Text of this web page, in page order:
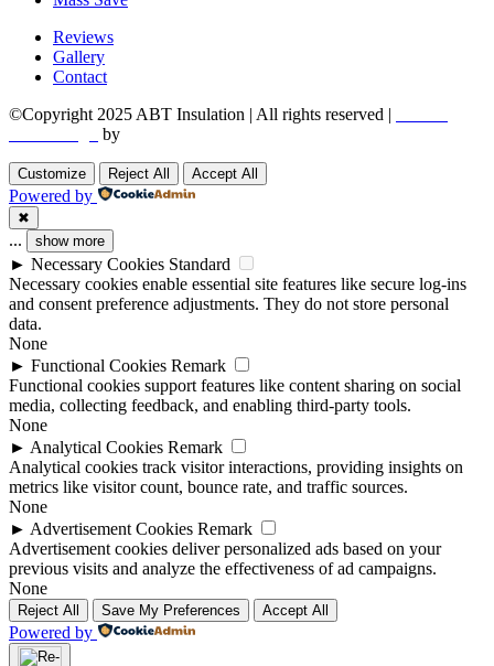
Reviews
Gallery
Contact
©Copyright 2025 ABT Insulation | All rights reserved |
by
Customize Reject All Accept All
Powered by
✖
... show more
► Necessary Cookies Standard
Necessary cookies enable essential site features like secure log-ins
and consent preference adjustments. They do not store personal
data.
None
► Functional Cookies Remark
Functional cookies support features like content sharing on social
media, collecting feedback, and enabling third-party tools.
None
► Analytical Cookies Remark
Analytical cookies track visitor interactions, providing insights on
metrics like visitor count, bounce rate, and traffic sources.
None
► Advertisement Cookies Remark
Advertisement cookies deliver personalized ads based on your
previous visits and analyze the effectiveness of ad campaigns.
None
Reject All Save My Preferences Accept All
Powered by